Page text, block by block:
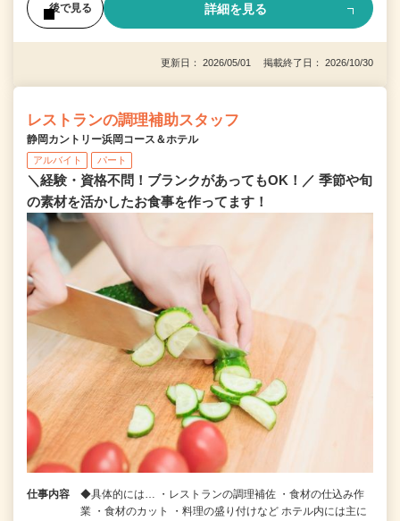
後で見る 詳細を見る
更新日： 2026/05/01 掲載終了日： 2026/10/30
レストランの調理補助スタッフ
静岡カントリー浜岡コース＆ホテル
アルバイト パート
＼経験・資格不問！ブランクがあってもOK！／ 季節や旬
の素材を活かしたお食事を作ってます！
仕事内容
◆具体的には… ・レストランの調理補佐 ・食材の仕込み作
業 ・食材のカット ・料理の盛り付けなど ホテル内には主に